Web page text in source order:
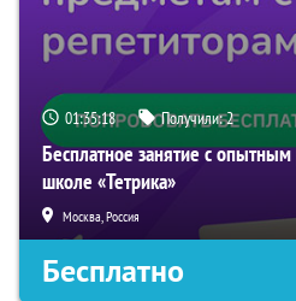
01:35:17 Получили:2
Бесплатное занятие с
школе «Тетрика»
Москва, Россия
Бесплатно